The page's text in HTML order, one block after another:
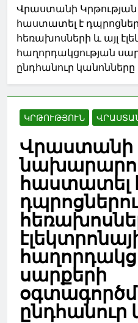
Վրաստանի
հաստատել է
հեռախոսների և այլ
հաղորդակցության
ընդհանուր կանոնները
ԿՐԹՈՒԹՅՈՒՆ
Վրաստանի
հաստատել
սարքերի
ընդհանուր